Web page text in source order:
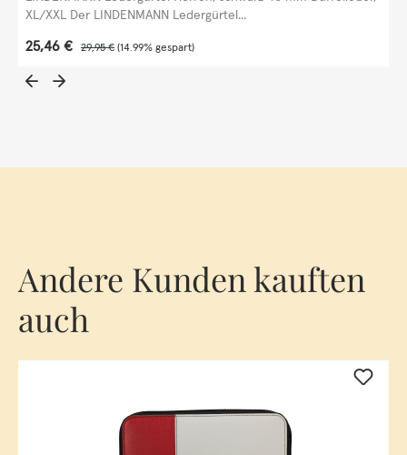
XL/XXL Der LINDENMANN Ledergürtel...
Verkaufspreis:
25,46 € Regulärer Preis:
29,95 € (14.99% gespart)
Andere Kunden kauften
auch